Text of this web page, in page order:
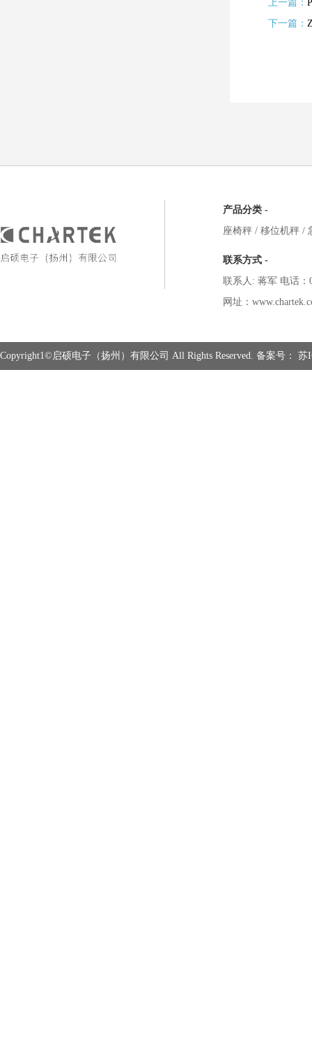
上一篇：
下一篇：
产品分类 -
座椅秤 / 移位机秤 /
联系方式 -
联系人: 蒋军 电话：
网址：
Copyright1©启硕电子（扬州）有限公司 All Rights Reserved. 备案号： 苏